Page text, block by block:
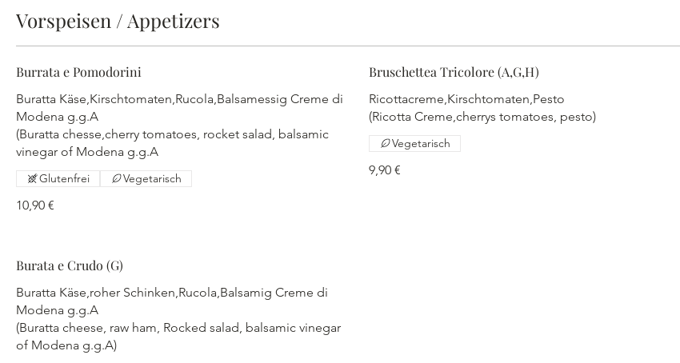
Vorspeisen / Appetizers
Burrata e Pomodorini
Buratta Käse,Kirschtomaten,Rucola,Balsamessig Creme di
Modena g.g.A
(Buratta chesse,cherry tomatoes, rocket salad, balsamic
vinegar of Modena g.g.A
10,90 €
Glutenfrei Vegetarisch
Bruschettea Tricolore (A,G,H)
Ricottacreme,Kirschtomaten,Pesto
(Ricotta Creme,cherrys tomatoes, pesto)
9,90 €
Vegetarisch
Burata e Crudo (G)
Buratta Käse,roher Schinken,Rucola,Balsamig Creme di
Modena g.g.A
(Buratta cheese, raw ham, Rocked salad, balsamic vinegar
of Modena g.g.A)